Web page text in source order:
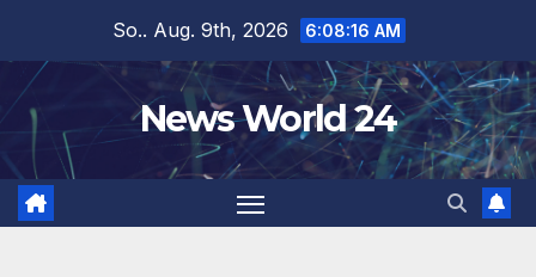
springen
So.. Aug. 9th, 2026 6:08:17 AM
News World 24